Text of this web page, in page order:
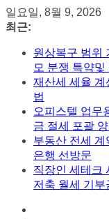
콘
텐
일요일, 8월 9, 2026
최근:
원상복구 범위
모 분쟁 특약및
재산세 세율
법
오피스텔 업무
금 절세 포괄
부동산 전세
은행 선방문
직장인 세테크
저축 월세 기부